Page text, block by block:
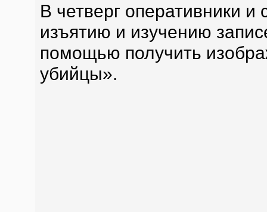
В четверг оперативники и
изъятию и изучению
помощью получить
убийцы».